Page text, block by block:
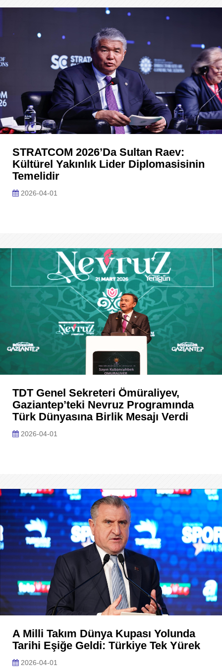
STRATCOM 2026’da Sultan Raev:
Kültürel Yakınlık Lider Diplomasisinin
Temelidir
2026-04-01
TDT Genel Sekreteri Ömüraliyev,
Gaziantep’teki Nevruz Programında
Türk Dünyasına Birlik Mesajı Verdi
2026-04-01
A Milli Takım Dünya Kupası Yolunda
Tarihi Eşiğe Geldi: Türkiye Tek Yürek
2026-04-01